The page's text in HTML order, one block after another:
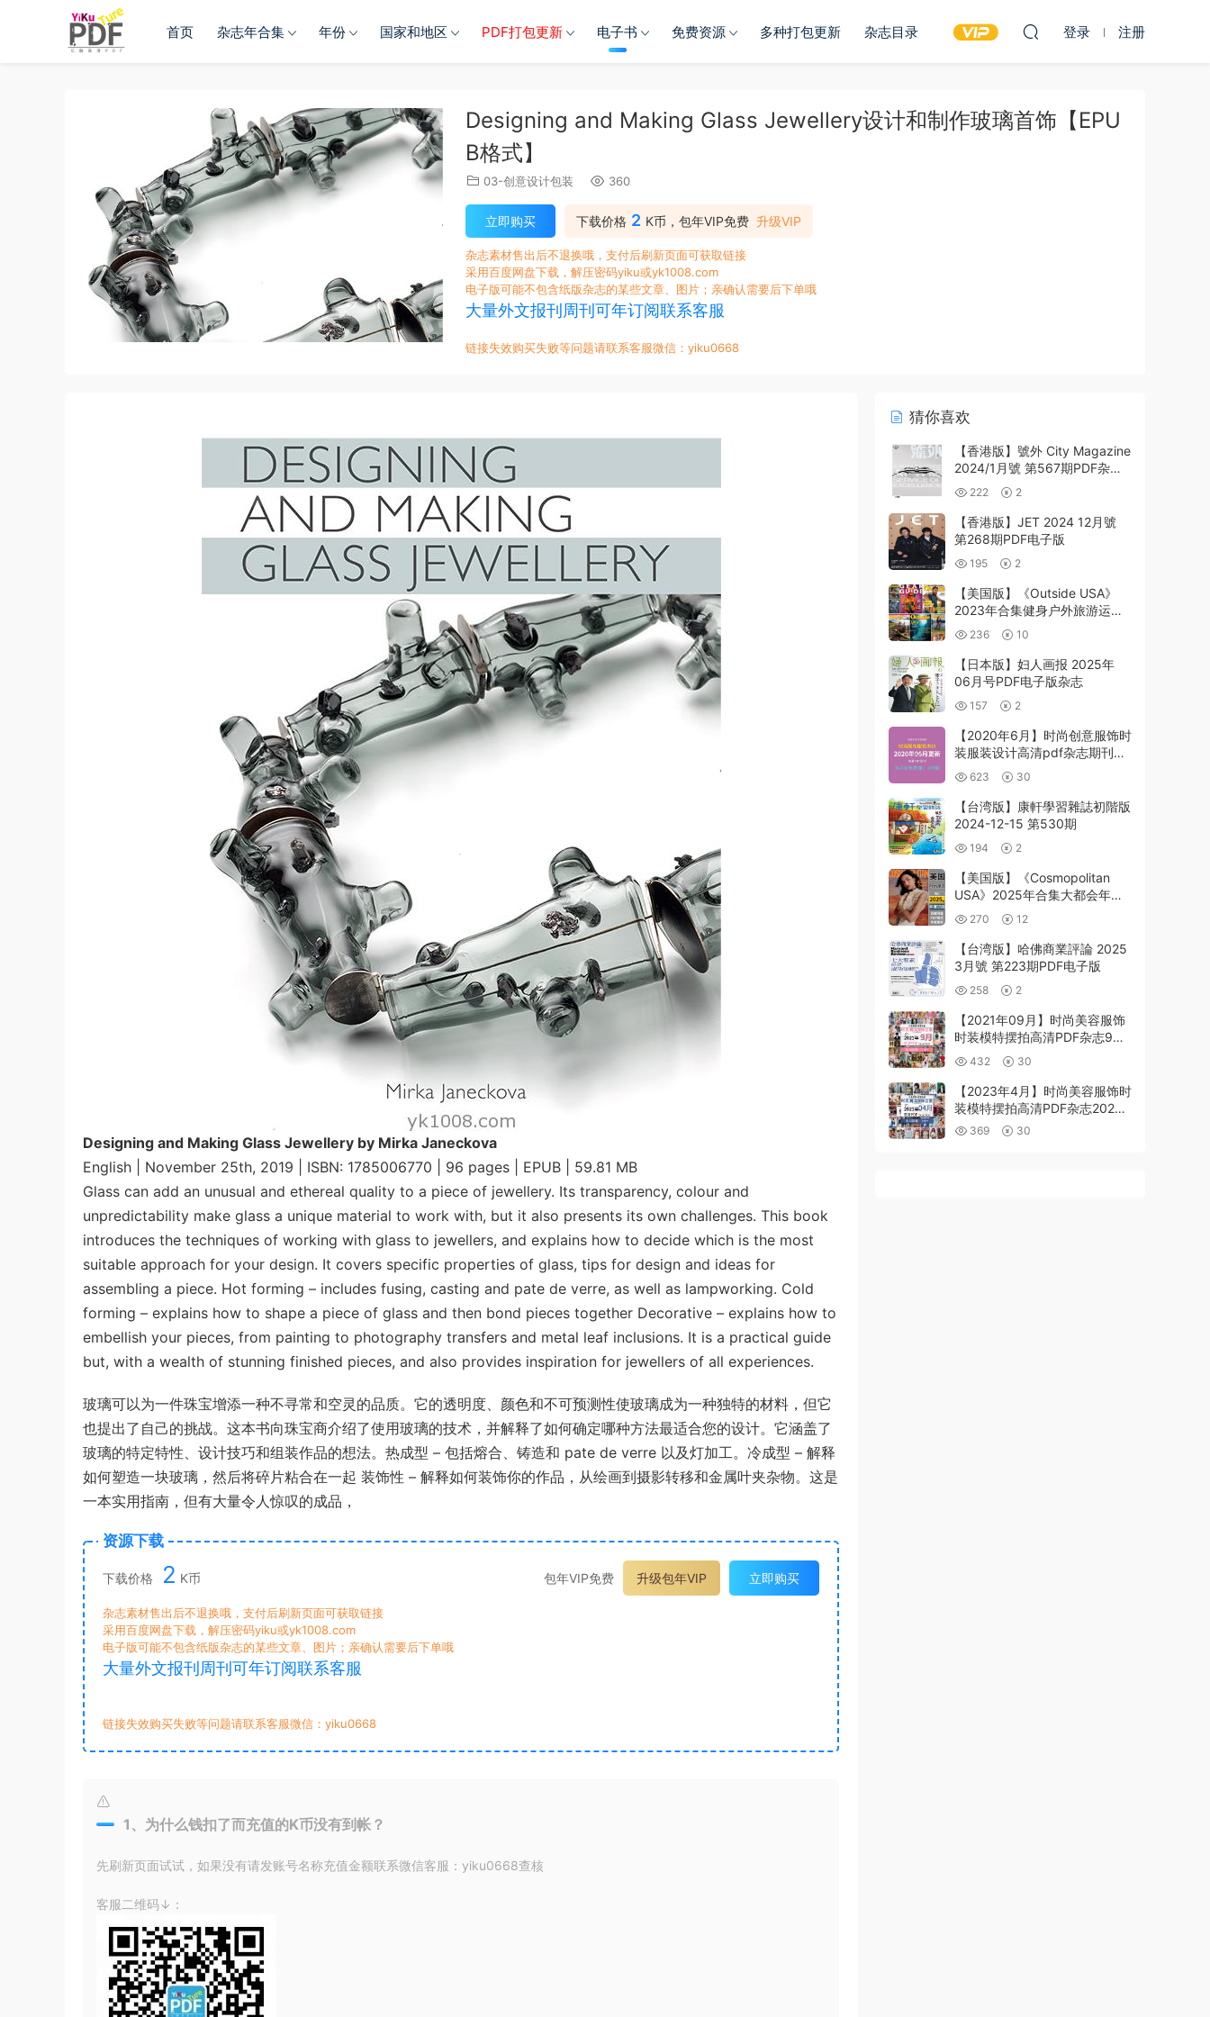
首页 杂志年合集 年份 国家和地区 PDF打包更新 电子书 免费资源 多种打包更新 杂志目录 登录 注册
Designing and Making Glass Jewellery设计和制作玻璃首饰【EPU
B格式】
03-创意设计包装 360
下载价格 2 K币，包年VIP免费 升级VIP
立即购买
杂志素材售出后不退换哦，支付后刷新页面可获取链接
采用百度网盘下载，解压密码yiku或yk1008.com
电子版可能不包含纸版杂志的某些文章、图片；亲确认需要后下单哦
大量外文报刊周刊可年订阅联系客服
链接失效购买失败等问题请联系客服微信：yiku0668
Designing and Making Glass Jewellery by Mirka Janeckova
English | November 25th, 2019 | ISBN: 1785006770 | 96 pages | EPUB | 59.81 MB
Glass can add an unusual and ethereal quality to a piece of jewellery. Its transparency, colour and
unpredictability make glass a unique material to work with, but it also presents its own challenges. This book
introduces the techniques of working with glass to jewellers, and explains how to decide which is the most
suitable approach for your design. It covers specific properties of glass, tips for design and ideas for
assembling a piece. Hot forming – includes fusing, casting and pate de verre, as well as lampworking. Cold
forming – explains how to shape a piece of glass and then bond pieces together Decorative – explains how to
embellish your pieces, from painting to photography transfers and metal leaf inclusions. It is a practical guide
but, with a wealth of stunning finished pieces, and also provides inspiration for jewellers of all experiences.
玻璃可以为一件珠宝增添一种不寻常和空灵的品质。 它的透明度、颜色和不可预测性使玻璃成为一种独特的材料，但它
也提出了自己的挑战。 这本书向珠宝商介绍了使用玻璃的技术，并解释了如何确定哪种方法最适合您的设计。 它涵盖了
玻璃的特定特性、设计技巧和组装作品的想法。 热成型 – 包括熔合、铸造和 pate de verre 以及灯加工。 冷成型 – 解释
如何塑造一块玻璃，然后将碎片粘合在一起 装饰性 – 解释如何装饰你的作品，从绘画到摄影转移和金属叶夹杂物。 这是
一本实用指南，但有大量令人惊叹的成品，
资源下载
下载价格 2 K币 包年VIP免费 升级包年VIP 立即购买
杂志素材售出后不退换哦，支付后刷新页面可获取链接
采用百度网盘下载，解压密码yiku或yk1008.com
电子版可能不包含纸版杂志的某些文章、图片；亲确认需要后下单哦
大量外文报刊周刊可年订阅联系客服
链接失效购买失败等问题请联系客服微信：yiku0668
1、为什么钱扣了而充值的K币没有到帐？
先刷新页面试试，如果没有请发账号名称充值金额联系微信客服：yiku0668查核
客服二维码↓：
猜你喜欢
【香港版】號外 City Magazine
2024/1月號 第567期PDF杂志
期刊下载阅读
222 2
【香港版】JET 2024 12月號
第268期PDF电子版
195 2
【美国版】《Outside USA》
2023年合集健身户外旅游运动
冒险装备积极生活方式pdf杂志
（9本）
236 10
【日本版】妇人画报 2025年
06月号PDF电子版杂志
157 2
【2020年6月】时尚创意服饰时
装服装设计高清pdf杂志期刊月
打包（共249本）
623 30
【台湾版】康軒學習雜誌初階版
2024-12-15 第530期
194 2
【美国版】《Cosmopolitan
USA》2025年合集大都会年轻
职业女性时尚潮流穿搭pdf杂志
电子版（年订阅）
270 12
【台湾版】哈佛商業評論 2025
3月號 第223期PDF电子版
258 2
【2021年09月】时尚美容服饰
时装模特摆拍高清PDF杂志9月
份打包（共373本）
432 30
【2023年4月】时尚美容服饰时
装模特摆拍高清PDF杂志2023
年4月份打包（350+本）
369 30